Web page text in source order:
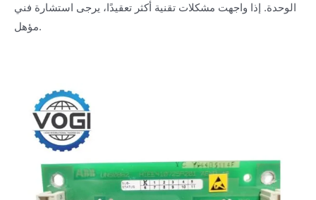
الوحدة. إذا واجهت مشكلات تقنية أكثر تعقيدًا، يرجى استشارة فني
مؤهل.